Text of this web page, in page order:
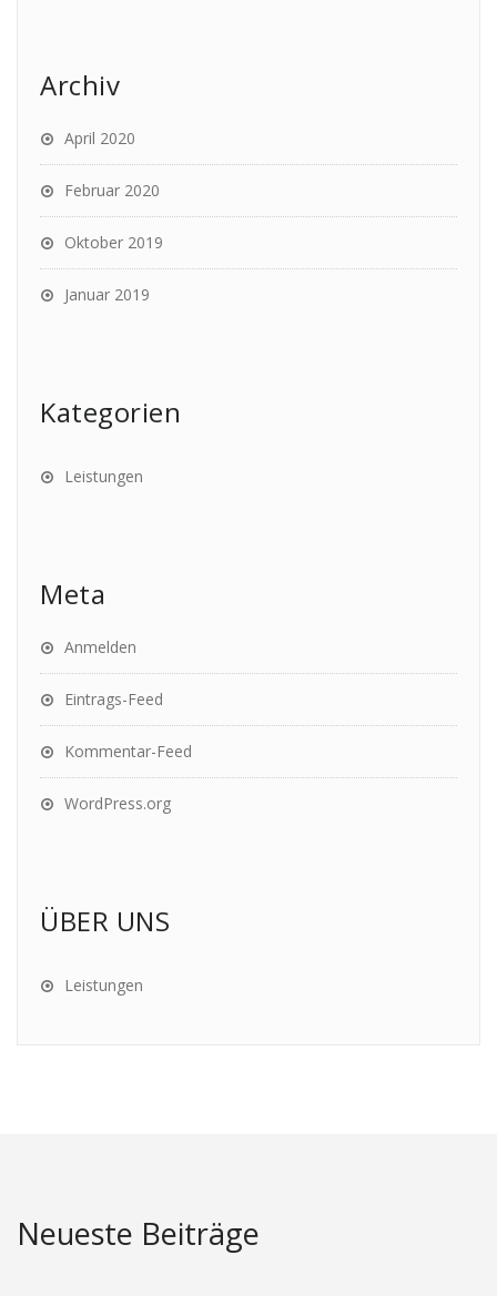
Archiv
April 2020
Februar 2020
Oktober 2019
Januar 2019
Kategorien
Leistungen
Meta
Anmelden
Eintrags-Feed
Kommentar-Feed
WordPress.org
ÜBER UNS
Leistungen
Neueste Beiträge